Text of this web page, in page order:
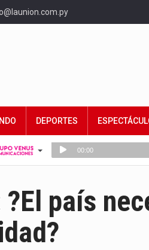
DEPORTES
país